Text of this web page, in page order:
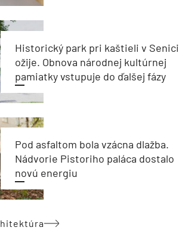
Historický park pri kaštieli v Senici
ožije. Obnova národnej kultúrnej
pamiatky vstupuje do ďalšej fázy
Pod asfaltom bola vzácna dlažba.
Nádvorie Pistoriho paláca dostalo
novú energiu